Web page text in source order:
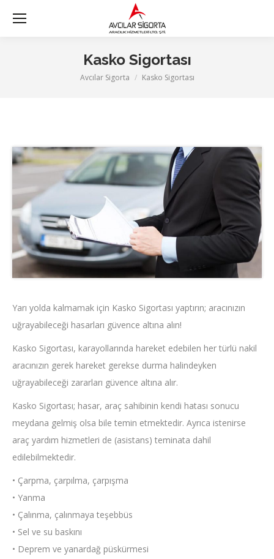
Kasko Sigortası
You are here:
Avcılar Sigorta Kasko Sigortası
Yarı yolda kalmamak için Kasko Sigortası yaptırın; aracınızın
uğrayabileceği hasarları güvence altına alın!
Kasko Sigortası, karayollarında hareket edebilen her türlü nakil
aracınızın gerek hareket gerekse durma halindeyken
uğrayabileceği zararları güvence altına alır.
Kasko Sigortası; hasar, araç sahibinin kendi hatası sonucu
meydana gelmiş olsa bile temin etmektedir. Ayrıca istenirse
araç yardım hizmetleri de (asistans) teminata dahil
edilebilmektedir.
• Çarpma, çarpılma, çarpışma
• Yanma
• Çalınma, çalınmaya teşebbüs
• Sel ve su baskını
• Deprem ve yanardağ püskürmesi